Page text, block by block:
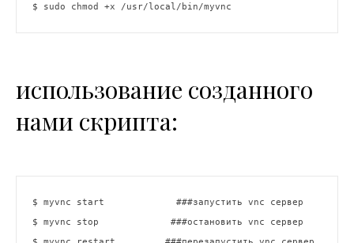
$ sudo chmod +x /usr/local
использование созданного
нами скрипта:
$ myvnc start ###запустить vnc сервер
$ myvnc stop ###остановить vnc сервер